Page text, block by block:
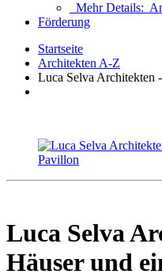
Mehr Details:
Förderung
Startseite
Architekten A-Z
Luca Selva Architekten
Luca Selva
Häuser und